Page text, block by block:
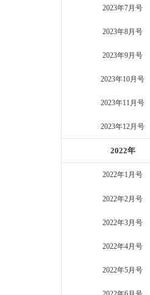
2023年7月号
2023年8月号
2023年9月号
2023年10月号
2023年11月号
2023年12月号
2022年
2022年1月号
2022年2月号
2022年3月号
2022年4月号
2022年5月号